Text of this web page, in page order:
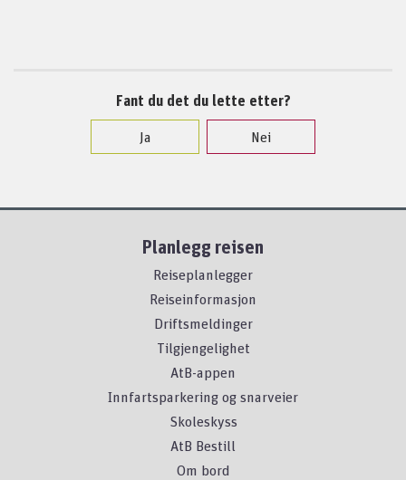
Fant du det du lette etter?
Ja
Nei
Planlegg reisen
Reiseplanlegger
Reiseinformasjon
Driftsmeldinger
Tilgjengelighet
AtB-appen
Innfartsparkering og snarveier
Skoleskyss
AtB Bestill
Om bord